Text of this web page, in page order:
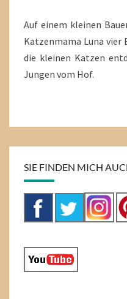
Auf einem kleinen
Katzenmama Luna vier
die kleinen Katzen
Jungen vom Hof.
SIE FINDEN MICH